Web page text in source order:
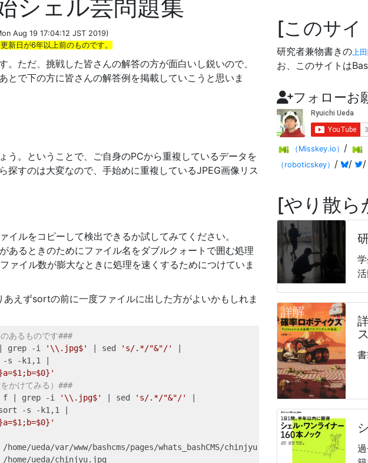
シェル芸問題集
Aug 19 17:04:12 JST 2019)
新日が6年以上前のものです。
。ただ、挑戦した皆さんの解答の方が面白いし鋭いので、
とで下の方に皆さんの解答例を掲載していこうと思いま
う。ということで、ご自身のPCから重複しているデータを
探すのは大変なので、手始めに重複しているJPEG画像リス
イルをコピーして検出できるか試してみてください。
あるときのためにファイル名をダブルクォートで囲む処理
イル数が膨大なときに処理を速くするためにつけていま
えずsortの前に一度ファイルに出した方がよいかもしれま
あるものです###
grep -i '\\.jpg$' sed 's/.*/"&"/'
-s -k1,1
かけてみる）###
f grep -i '\\.jpg$' sed 's/.*/"&"/'
-s -k1,1
/home/ueda/var/www/bashcms/pages/whats_bashCMS/chinjyu.jpg
/home/ueda/chinjyu.jpg
このサイ
研究者兼物書きの上
お、このサイトは
フォローお
（Misskey.io） /
（roboticskey） / / /
やり散ら
ス